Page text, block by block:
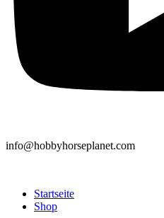
info@hobbyhorseplanet.com
Startseite
Shop